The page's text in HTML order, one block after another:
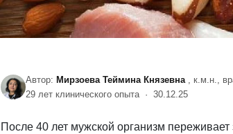
Автор: Мирзоева Теймина Князевна
, к.м.н.,
29 лет клинического опыта · 30.12.25
После 40 лет мужской организм